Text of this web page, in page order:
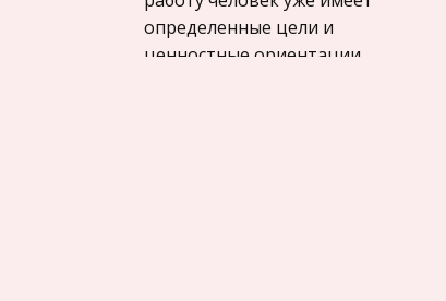
Уголовное право
Экскурсии и туризм
определенные цели и
ценностные ориентации